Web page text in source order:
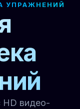
УПРАЖНЕНИЙ
HD видео-